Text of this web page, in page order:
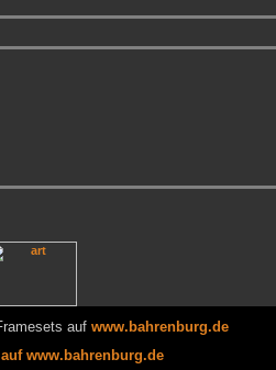
auf www.bahrenburg.de